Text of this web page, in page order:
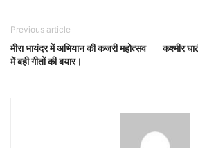
Previous article
मीरा भायंदर में अभियान की कजरी महोत्सव
में बही गीतों की बयार।
कश्मीर